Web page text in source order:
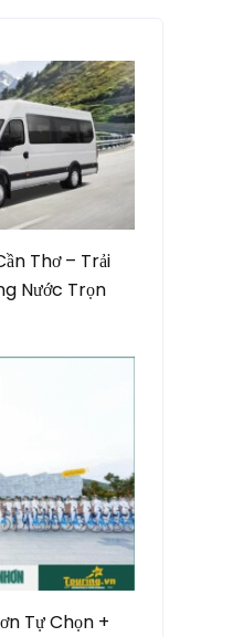
Thơ – Trải
Nước Trọn
Tự Chọn +